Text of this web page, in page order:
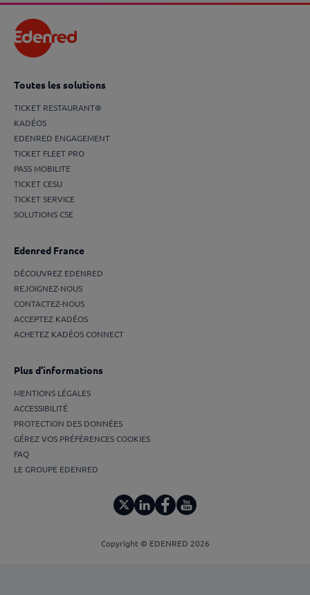
Toutes les solutions
TICKET RESTAURANT®
KADÉOS
EDENRED ENGAGEMENT
TICKET FLEET PRO
PASS MOBILITE
TICKET CESU
TICKET SERVICE
SOLUTIONS CSE
Edenred France
DÉCOUVREZ EDENRED
REJOIGNEZ-NOUS
CONTACTEZ-NOUS
ACCEPTEZ KADÉOS
ACHETEZ KADÉOS CONNECT
Plus d’informations
MENTIONS LÉGALES
ACCESSIBILITÉ
PROTECTION DES DONNÉES
GÉREZ VOS PRÉFÉRENCES COOKIES
FAQ
LE GROUPE EDENRED
Copyright © EDENRED 2026